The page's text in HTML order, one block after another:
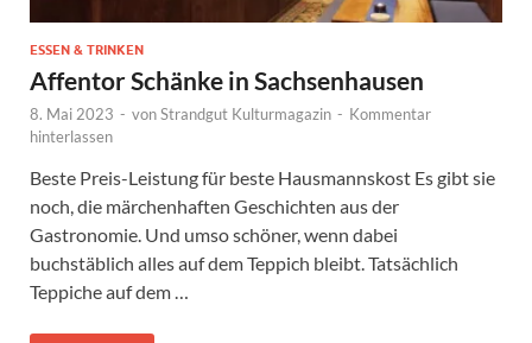
ESSEN & TRINKEN
Affentor Schänke in Sachsenhausen
8. Mai 2023 - vonStrandgut Kulturmagazin - Kommentar
hinterlassen
Beste Preis-Leistung für beste Hausmannskost Es gibt sie
noch, die märchenhaften Geschichten aus der
Gastronomie. Und umso schöner, wenn dabei
buchstäblich alles auf dem Teppich bleibt. Tatsächlich
Teppiche auf dem …